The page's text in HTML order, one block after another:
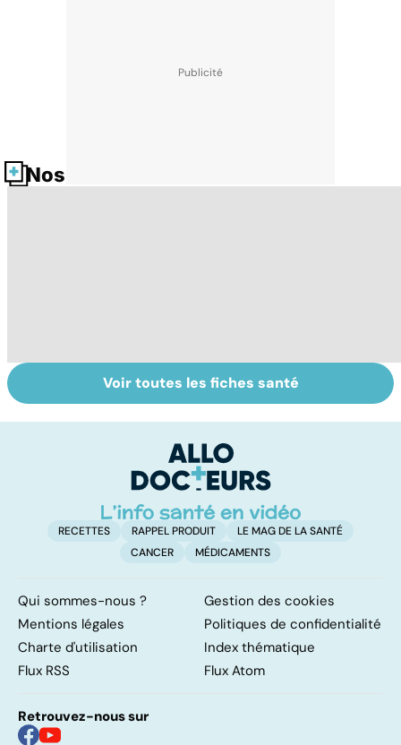
Nos fiches santé
Algie vasculaire
de la face : une
Comment tenir
ses bonnes
Voir toutes les fiches santé
RECETTES RAPPEL PRODUIT
LE MAG DE LA SANTÉ
CANCER
MÉDICAMENTS
Qui sommes-nous ?
Gestion des cookies
Mentions légales
Politiques de confidentialité
Charte d'utilisation
Index thématique
Flux RSS
Flux Atom
Retrouvez-nous sur